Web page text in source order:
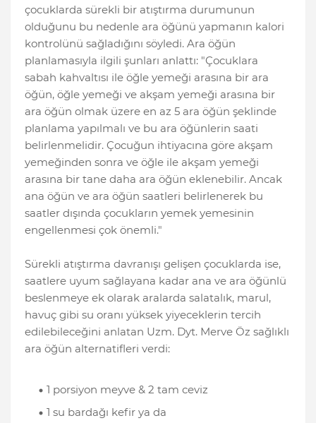
çocuklarda sürekli bir atıştırma durumunun
olduğunu bu nedenle ara öğünü yapmanın kalori
kontrolünü sağladığını söyledi. Ara öğün
planlamasıyla ilgili şunları anlattı: "Çocuklara
sabah kahvaltısı ile öğle yemeği arasına bir ara
öğün, öğle yemeği ve akşam yemeği arasına bir
ara öğün olmak üzere en az 5 ara öğün şeklinde
planlama yapılmalı ve bu ara öğünlerin saati
belirlenmelidir. Çocuğun ihtiyacına göre akşam
yemeğinden sonra ve öğle ile akşam yemeği
arasına bir tane daha ara öğün eklenebilir. Ancak
ana öğün ve ara öğün saatleri belirlenerek bu
saatler dışında çocukların yemek yemesinin
engellenmesi çok önemli."
Sürekli atıştırma davranışı gelişen çocuklarda ise,
saatlere uyum sağlayana kadar ana ve ara öğünlü
beslenmeye ek olarak aralarda salatalık, marul,
havuç gibi su oranı yüksek yiyeceklerin tercih
edilebileceğini anlatan Uzm. Dyt. Merve Öz sağlıklı
ara öğün alternatifleri verdi:
1 porsiyon meyve & 2 tam ceviz
1 su bardağı kefir ya da